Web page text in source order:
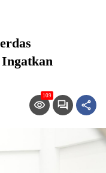
109